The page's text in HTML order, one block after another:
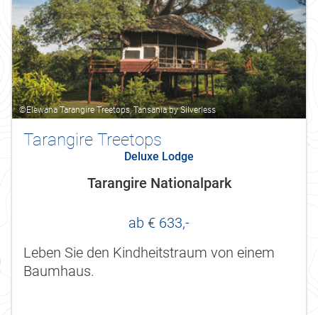
©Elewana Tarangire Treetops, Tansania by Silverless
Tarangire Treetops
Deluxe Lodge
Tarangire Nationalpark
ab € 633,-
Leben Sie den Kindheitstraum von einem
Baumhaus.